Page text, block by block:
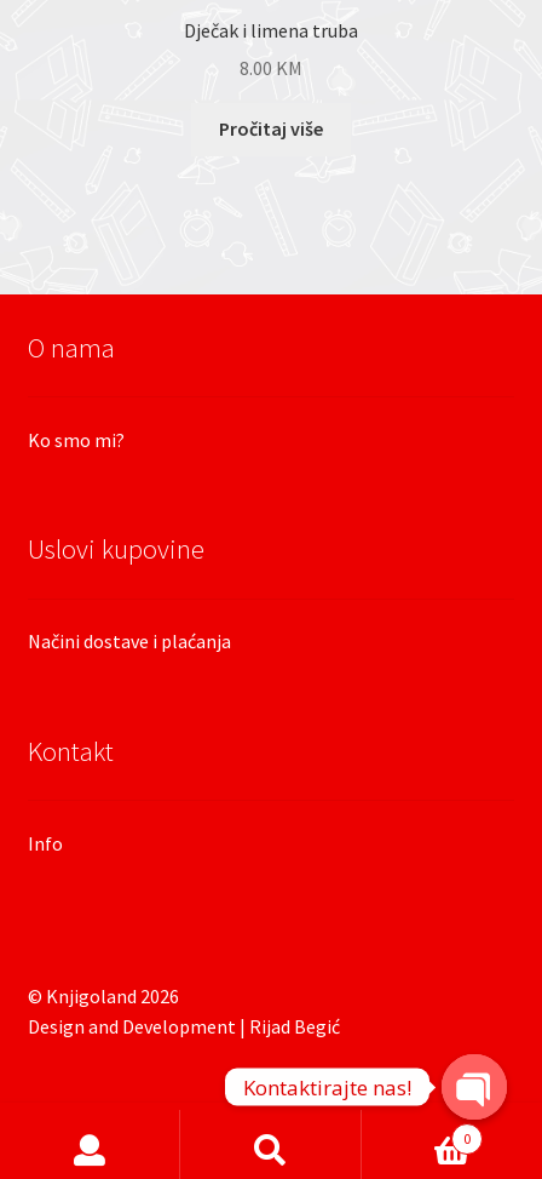
Dječak i limena truba
8.00 KM
Pročitaj više
O nama
Ko smo mi?
Uslovi kupovine
Načini dostave i plaćanja
Kontakt
Info
© Knjigoland 2026
Design and Development | Rijad Begić
Products
search
0
Kontaktirajte nas!
O